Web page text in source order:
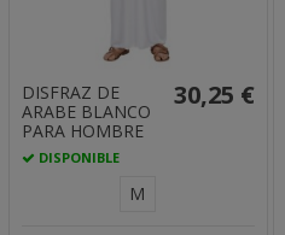
DISFRAZ DE
ARABE BLANCO
PARA HOMBRE
DISPONIBLE
30,25 €
M